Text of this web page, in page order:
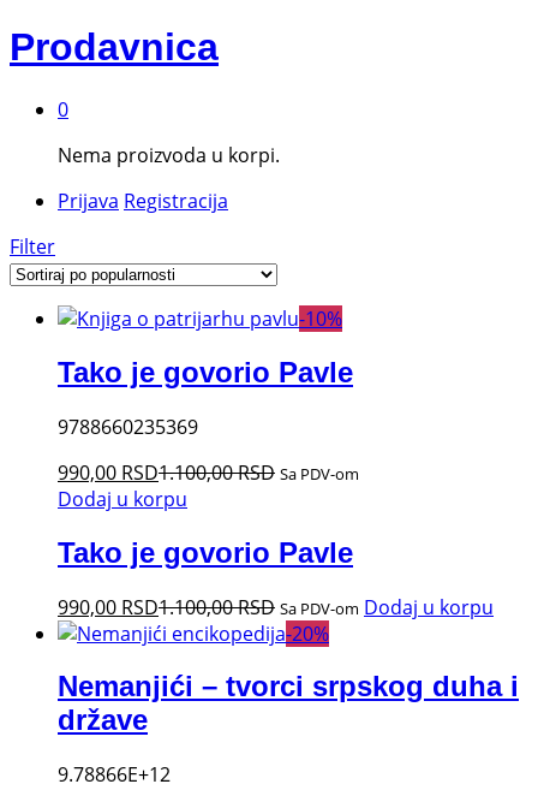
Prodavnica
0
Nema proizvoda u korpi.
Prijava Registracija
Filter
-10%
Tako je govorio Pavle
9788660235369
990,00 RSD1.100,00RSD Sa PDV-om
Dodaj u korpu
Tako je govorio Pavle
990,00 RSD1.100,00RSD Sa PDV-om Dodaj u korpu
-20%
Nemanjići – tvorci srpskog duha i
države
9.78866E+12